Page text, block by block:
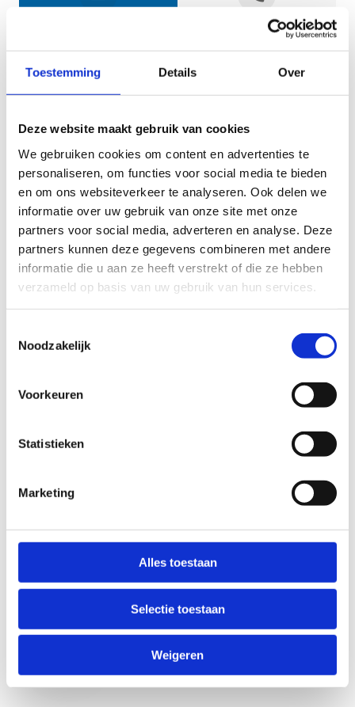
Toestemming Details Over
Deze website maakt gebruik van cookies
We gebruiken cookies om content en advertenties te
personaliseren, om functies voor social media te bieden
en om ons websiteverkeer te analyseren. Ook delen we
informatie over uw gebruik van onze site met onze
partners voor social media, adverteren en analyse. Deze
partners kunnen deze gegevens combineren met andere
informatie die u aan ze heeft verstrekt of die ze hebben
verzameld op basis van uw gebruik van hun services.
Noodzakelijk
Voorkeuren
Statistieken
Marketing
Alles toestaan
Selectie toestaan
Weigeren
Geef aan tot welk domein jouw vraag behoort
KIES EEN DOMEIN
Jouw vraag
Anti-Robot Verification
Click to start verification
Verzend